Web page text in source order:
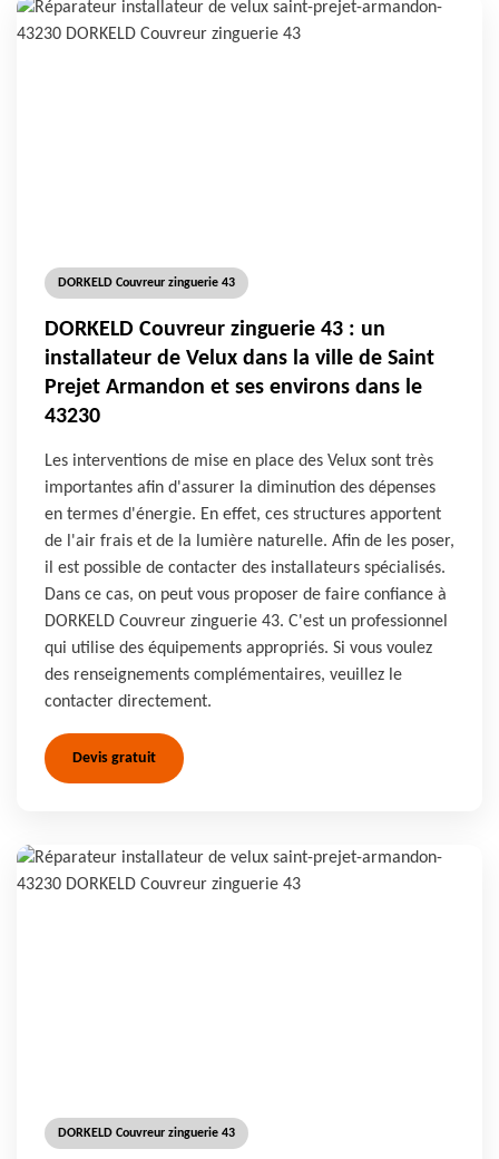
DORKELD Couvreur zinguerie 43
DORKELD Couvreur zinguerie 43 : un
installateur de Velux dans la ville de Saint
Prejet Armandon et ses environs dans le
43230
Les interventions de mise en place des Velux sont très
importantes afin d'assurer la diminution des dépenses
en termes d'énergie. En effet, ces structures apportent
de l'air frais et de la lumière naturelle. Afin de les poser,
il est possible de contacter des installateurs spécialisés.
Dans ce cas, on peut vous proposer de faire confiance à
DORKELD Couvreur zinguerie 43. C'est un professionnel
qui utilise des équipements appropriés. Si vous voulez
des renseignements complémentaires, veuillez le
contacter directement.
Devis gratuit
DORKELD Couvreur zinguerie 43